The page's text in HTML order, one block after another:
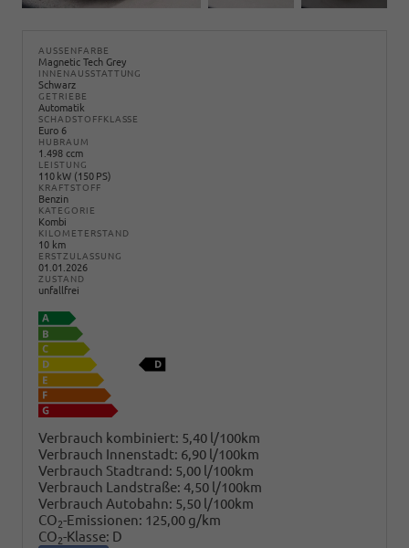
AUSSENFARBE
Magnetic Tech Grey
INNENAUSSTATTUNG
Schwarz
GETRIEBE
Automatik
SCHADSTOFFKLASSE
Euro 6
HUBRAUM
1.498 ccm
LEISTUNG
110 kW (150 PS)
KRAFTSTOFF
Benzin
KATEGORIE
Kombi
KILOMETERSTAND
10 km
ERSTZULASSUNG
01.01.2026
ZUSTAND
unfallfrei
Verbrauch kombiniert: 5,40 l/100km
Verbrauch Innenstadt: 6,90 l/100km
Verbrauch Stadtrand: 5,00 l/100km
Verbrauch Landstraße: 4,50 l/100km
Verbrauch Autobahn: 5,50 l/100km
CO2-Emissionen: 125,00 g/km
CO2-Klasse: D